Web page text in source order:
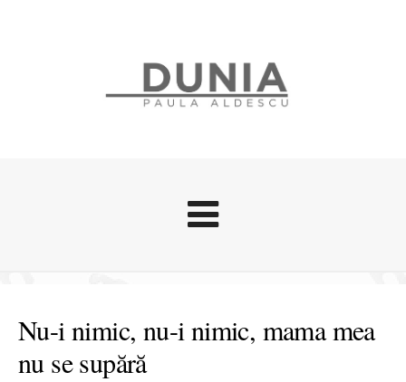
Zice Dunia
Nu-i nimic, nu-i nimic, mama mea
nu se supără